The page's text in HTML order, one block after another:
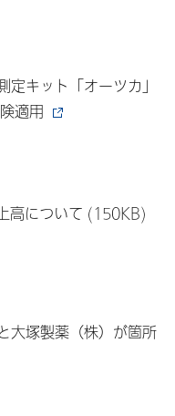
キット「オーツカ」
適用
高について (150KB)
大塚製薬（株）が箇所